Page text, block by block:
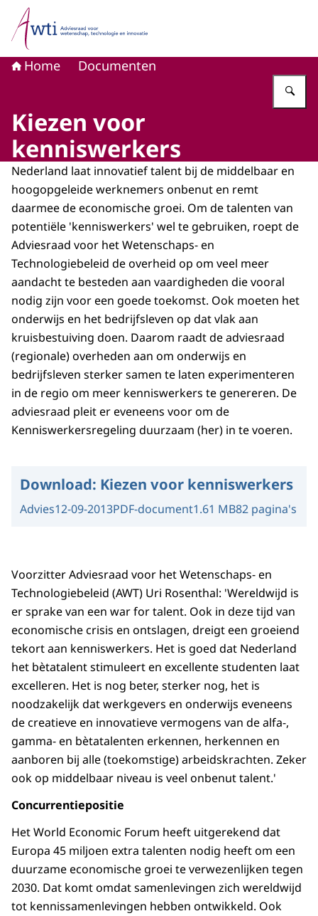
Naar de homepage van Adviesraad voor wetenschap,
Home Documenten
Kiezen voor
kenniswerkers
Nederland laat innovatief talent bij de middelbaar en
hoogopgeleide werknemers onbenut en remt
daarmee de economische groei. Om de talenten van
potentiële 'kenniswerkers' wel te gebruiken, roept de
Adviesraad voor het Wetenschaps- en
Technologiebeleid de overheid op om veel meer
aandacht te besteden aan vaardigheden die vooral
nodig zijn voor een goede toekomst. Ook moeten het
onderwijs en het bedrijfsleven op dat vlak aan
kruisbestuiving doen. Daarom raadt de adviesraad
(regionale) overheden aan om onderwijs en
bedrijfsleven sterker samen te laten experimenteren
in de regio om meer kenniswerkers te genereren. De
adviesraad pleit er eveneens voor om de
Kenniswerkersregeling duurzaam (her) in te voeren.
Download: Kiezen voor kenniswerkers
Advies12-09-2013PDF-document1.61 MB82 pagina's
Voorzitter Adviesraad voor het Wetenschaps- en
Technologiebeleid (AWT) Uri Rosenthal: 'Wereldwijd is
er sprake van een war for talent. Ook in deze tijd van
economische crisis en ontslagen, dreigt een groeiend
tekort aan kenniswerkers. Het is goed dat Nederland
het bètatalent stimuleert en excellente studenten laat
excelleren. Het is nog beter, sterker nog, het is
noodzakelijk dat werkgevers en onderwijs eveneens
de creatieve en innovatieve vermogens van de alfa-,
gamma- en bètatalenten erkennen, herkennen en
aanboren bij alle (toekomstige) arbeidskrachten. Zeker
ook op middelbaar niveau is veel onbenut talent.'
Concurrentiepositie
Het World Economic Forum heeft uitgerekend dat
Europa 45 miljoen extra talenten nodig heeft om een
duurzame economische groei te verwezenlijken tegen
2030. Dat komt omdat samenlevingen zich wereldwijd
tot kennissamenlevingen hebben ontwikkeld. Ook